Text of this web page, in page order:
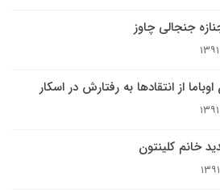
جنجالی چاوز
از انتقادها به رفتارش در اسکار
خانم کلینتون